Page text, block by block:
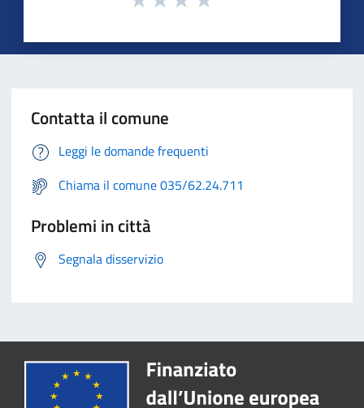
Contatta il comune
Leggi le domande frequenti
Chiama il comune 035/62.24.711
Problemi in città
Segnala disservizio